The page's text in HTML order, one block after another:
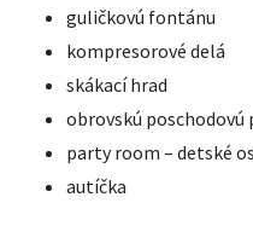
guličkovú fontánu
kompresorové delá
skákací hrad
obrovskú
party room – detské
autíčka